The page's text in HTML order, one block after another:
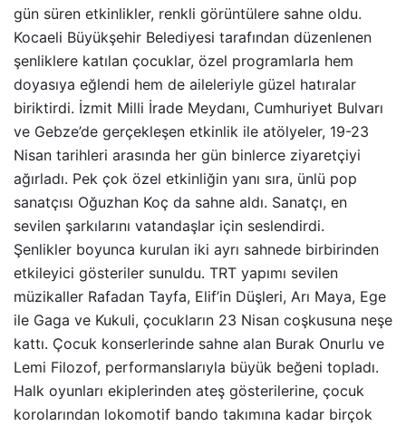
gün süren etkinlikler, renkli görüntülere sahne oldu.
Kocaeli Büyükşehir Belediyesi tarafından düzenlenen
şenliklere katılan çocuklar, özel programlarla hem
doyasıya eğlendi hem de aileleriyle güzel hatıralar
biriktirdi. İzmit Milli İrade Meydanı, Cumhuriyet Bulvarı
ve Gebze’de gerçekleşen etkinlik ile atölyeler, 19-23
Nisan tarihleri arasında her gün binlerce ziyaretçiyi
ağırladı. Pek çok özel etkinliğin yanı sıra, ünlü pop
sanatçısı Oğuzhan Koç da sahne aldı. Sanatçı, en
sevilen şarkılarını vatandaşlar için seslendirdi.
Şenlikler boyunca kurulan iki ayrı sahnede birbirinden
etkileyici gösteriler sunuldu. TRT yapımı sevilen
müzikaller Rafadan Tayfa, Elif’in Düşleri, Arı Maya, Ege
ile Gaga ve Kukuli, çocukların 23 Nisan coşkusuna neşe
kattı. Çocuk konserlerinde sahne alan Burak Onurlu ve
Lemi Filozof, performanslarıyla büyük beğeni topladı.
Halk oyunları ekiplerinden ateş gösterilerine, çocuk
korolarından lokomotif bando takımına kadar birçok